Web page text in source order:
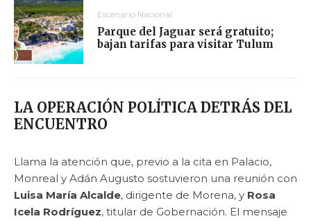
Escenario Nacional
Parque del Jaguar será gratuito;
bajan tarifas para visitar Tulum
LA OPERACIÓN POLÍTICA DETRÁS DEL
ENCUENTRO
Llama la atención que, previo a la cita en Palacio,
Monreal y Adán Augusto sostuvieron una reunión con
Luisa María Alcalde, dirigente de Morena, y Rosa
Icela Rodríguez, titular de Gobernación. El mensaje